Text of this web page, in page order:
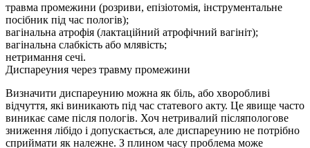
травма промежини (розриви, епізіотомія, інструментальне
посібник під час пологів);
вагінальна атрофія (лактаційний атрофічний вагініт);
вагінальна слабкість або млявість;
нетримання сечі.
Диспареуния через травму промежини
Визначити диспареунию можна як біль, або хворобливі
відчуття, які виникають під час статевого акту. Це явище часто
виникає саме після пологів. Хоч нетривалий післяпологове
зниження лібідо і допускається, але диспареунию не потрібно
сприймати як належне. З плином часу проблема може